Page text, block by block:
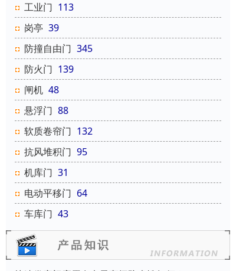
工业门 113
岗亭 39
防撞自由门 345
防火门 139
闸机 48
悬浮门 88
软质卷帘门 132
抗风堆积门 95
机库门 31
电动平移门 64
车库门 43